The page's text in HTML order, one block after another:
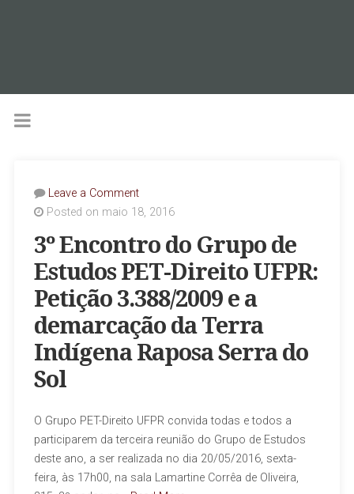
Leave a Comment
Posted on maio 18, 2016
3º Encontro do Grupo de
Estudos PET-Direito UFPR:
Petição 3.388/2009 e a
demarcação da Terra
Indígena Raposa Serra do
Sol
O Grupo PET-Direito UFPR convida todas e todos a
participarem da terceira reunião do Grupo de Estudos
deste ano, a ser realizada no dia 20/05/2016, sexta-
feira, às 17h00, na sala Lamartine Corrêa de Oliveira,